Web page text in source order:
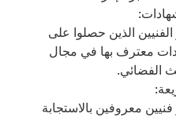
الذين حصلوا على
معترف بها في مجال
الفضائي.
معروفين بالاستجابة